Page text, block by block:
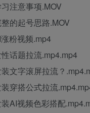
注意事项.MOV
的起号思路.MOV
粉视频.mp4
话题拉流.mp4.mp4
文字滚屏拉流？
穿搭公式拉流
AI视频色彩搭配